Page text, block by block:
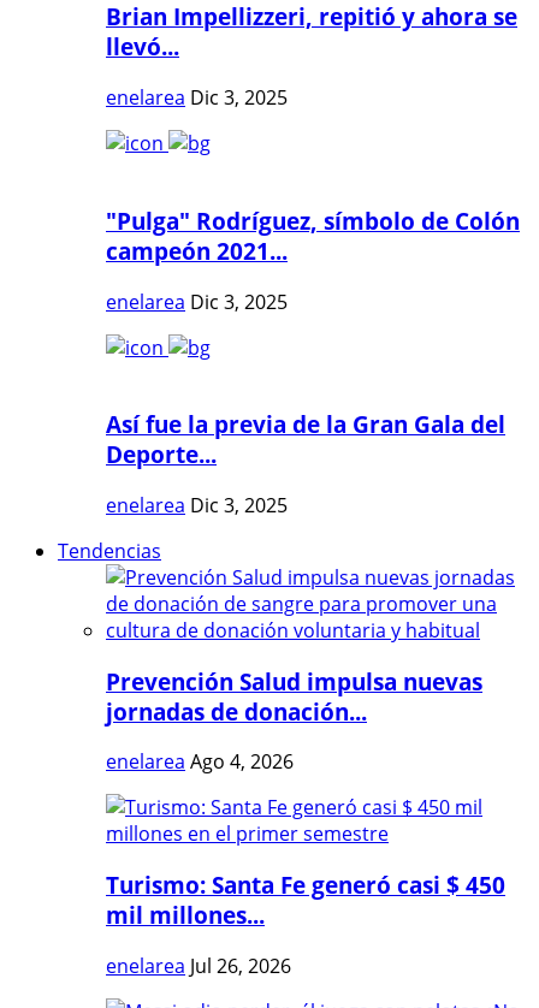
Brian Impellizzeri, repitió y ahora se
llevó...
enelarea Dic 3, 2025
"Pulga" Rodríguez, símbolo de Colón
campeón 2021...
enelarea Dic 3, 2025
Así fue la previa de la Gran Gala del
Deporte...
enelarea Dic 3, 2025
Tendencias
Prevención Salud impulsa nuevas
jornadas de donación...
enelarea Ago 4, 2026
Turismo: Santa Fe generó casi $ 450
mil millones...
enelarea Jul 26, 2026